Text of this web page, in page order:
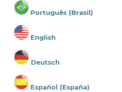
Português (Brasil)
English
Deutsch
Español (España)